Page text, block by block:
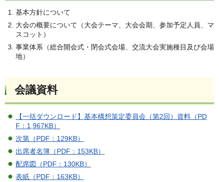
基本方針について
大会の概要について（大会テーマ、大会会期、参加予定人員、マ
スコット）
事業体系（総合開会式・閉会式会場、交流大会実施種目及び会場
地）
会議資料
【一括ダウンロード】基本構想策定委員会（第2回）資料（PD
F：1,967KB）
次第（PDF：129KB）
出席者名簿（PDF：153KB）
配席図（PDF：130KB）
表紙（PDF：163KB）